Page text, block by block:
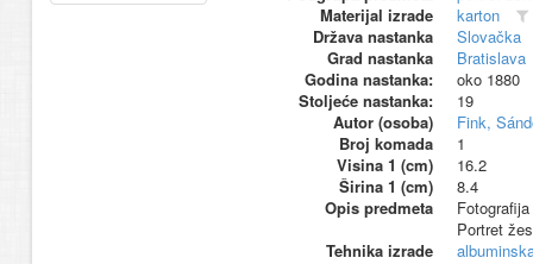
Materijal izrade
karton
Država nastanka
Slovačka
Grad nastanka
Bratislava
Godina nastanka:
oko 1880
Stoljeće nastanka:
19
Autor (osoba)
Fink,
Broj komada
1
Visina 1 (cm)
16.2
Širina 1 (cm)
8.4
Opis predmeta
Portret
Tehnika izrade